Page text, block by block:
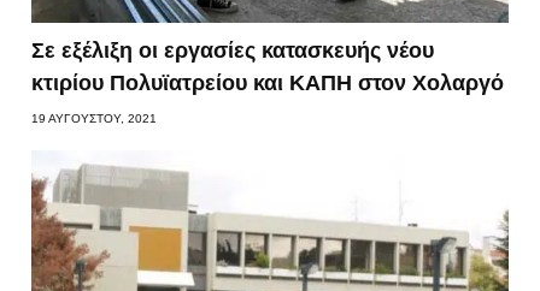
Σε εξέλιξη οι εργασίες κατασκευής νέου
κτιρίου Πολυϊατρείου και ΚΑΠΗ στον Χολαργό
19 ΑΥΓΟΎΣΤΟΥ, 2021